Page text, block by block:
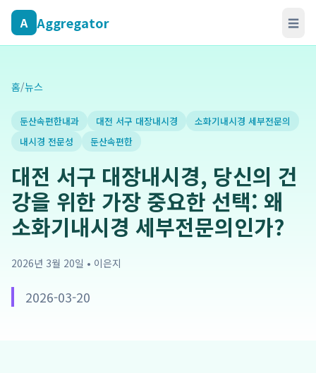
A Aggregator ☰
홈/뉴스
둔산속편한내과 대전 서구 대장내시경
소화기내시경 세부전문의
내시경 전문성
둔산속편한
대전 서구 대장내시경, 당신의 건
강을 위한 가장 중요한 선택: 왜
소화기내시경 세부전문의인가?
2026년 3월 20일 • 이은지
2026-03-20